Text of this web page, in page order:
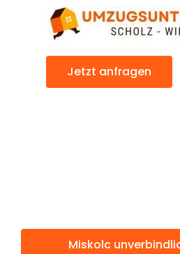
Jetzt anfragen
Miskolc